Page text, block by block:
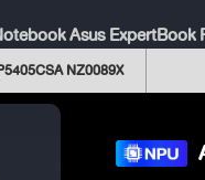
Asus ExpertBook
NZ0089X